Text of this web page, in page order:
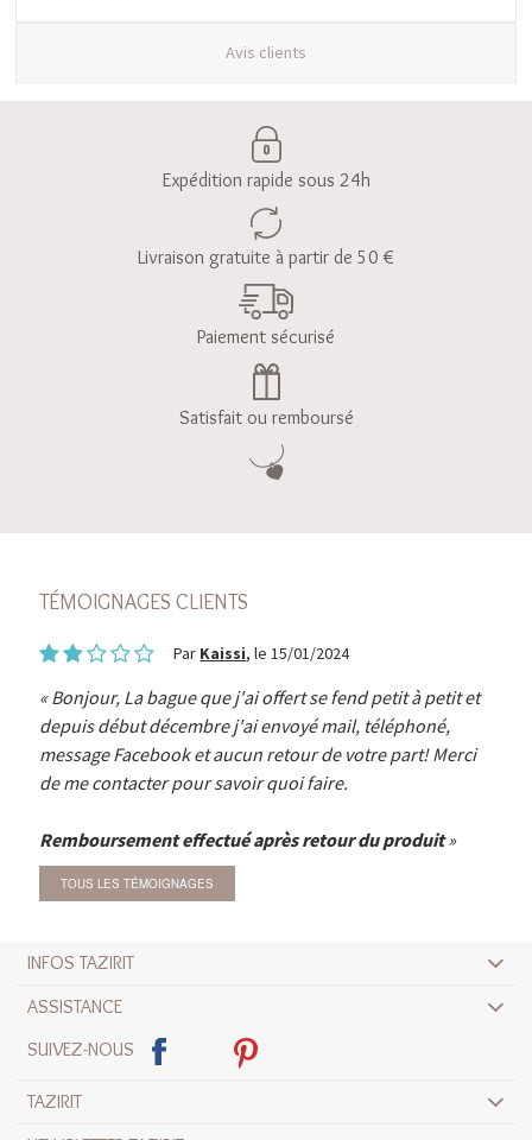
Avis clients
Expédition rapide sous 24h
Livraison gratuite à partir de 50 €
Paiement sécurisé
Satisfait ou remboursé
TÉMOIGNAGES CLIENTS
Par Kaissi, le 15/01/2024
Bonjour, La bague que j'ai offert se fend petit à petit et
depuis début décembre j'ai envoyé mail, téléphoné,
message Facebook et aucun retour de votre part! Merci
de me contacter pour savoir quoi faire.
Remboursement effectué après retour du produit
TOUS LES TÉMOIGNAGES
INFOS TAZIRIT
ASSISTANCE
SUIVEZ-NOUS
TAZIRIT